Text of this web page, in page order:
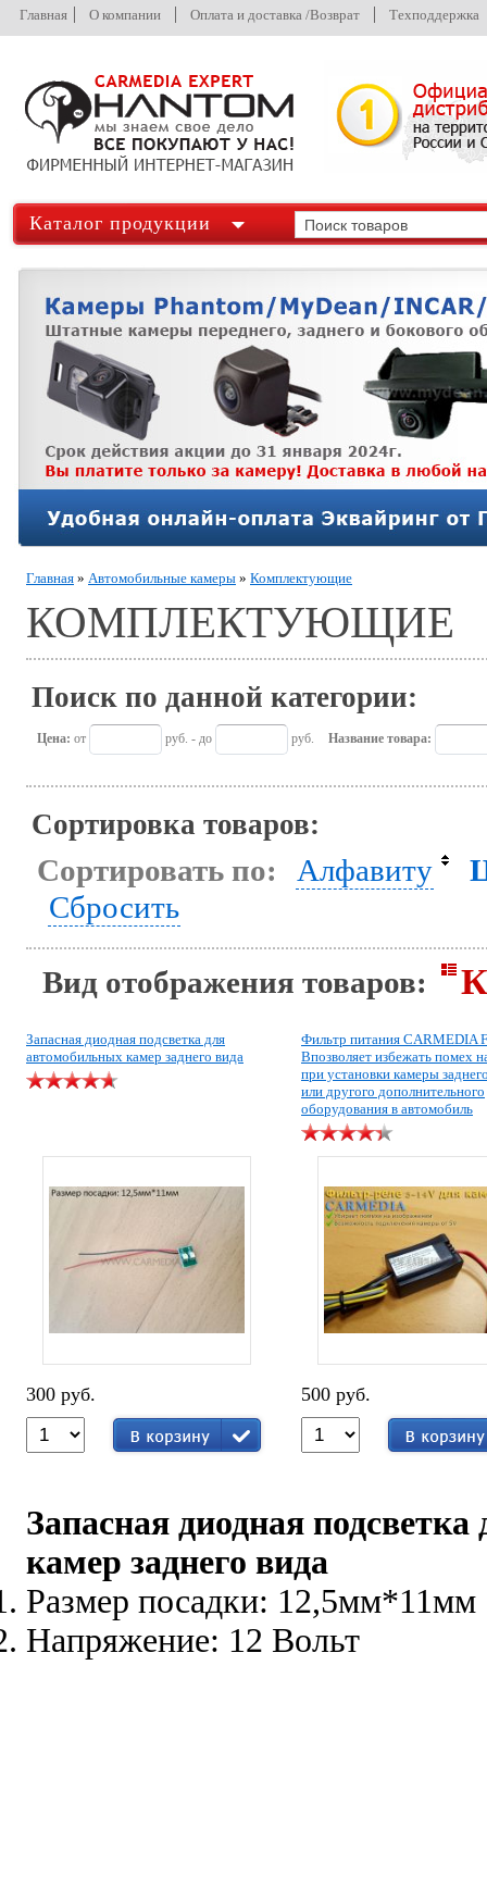
Главная О компании Оплата и доставка /Возврат Техподдержка
Каталог продукции
Главная » Автомобильные камеры » Комплектующие
КОМПЛЕКТУЮЩИЕ
Поиск по данной категории:
Цена: от руб. - до руб. Название товара:
Сортировка товаров:
Сортировать по: Алфавиту
Сбросить
Вид отображения товаров:
Запасная диодная подсветка для
автомобильных камер заднего вида
300 руб.
Фильтр питания CARMEDIA
Bпозволяет избежать помех
при установки камеры
или другого дополнительного
оборудования в автомобиль
500 руб.
Запасная диодная
камер заднего вида
Размер посадки: 12,5мм*11мм
Напряжение: 12 Вольт